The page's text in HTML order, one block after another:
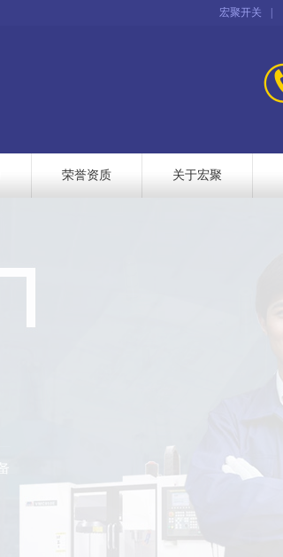
宏聚开关
荣誉资质 关于宏聚